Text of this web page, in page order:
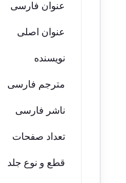
عنوان فارسی
عنوان اصلی
نویسنده
مترجم فارسی
ناشر فارسی
تعداد صفحات
قطع و نوع جلد